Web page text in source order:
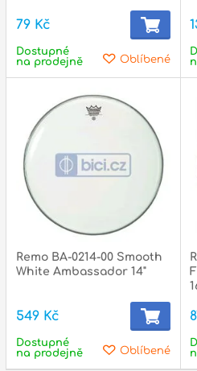
79 Kč
Oblíbené
Dostupné
na prodejně
Remo BA-0214-00 Smooth
White Ambassador 14"
549 Kč
Oblíbené
Dostupné
na prodejně